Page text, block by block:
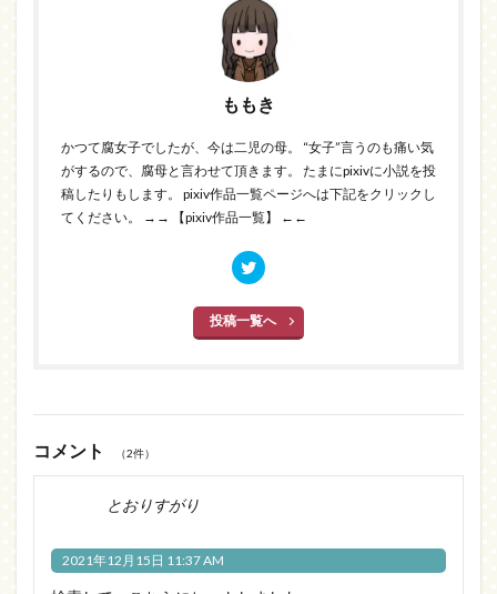
ももき
かつて腐女子でしたが、今は二児の母。 “女子”言うのも痛い気
がするので、腐母と言わせて頂きます。 たまにpixivに小説を投
稿したりもします。 pixiv作品一覧ページへは下記をクリックし
てください。
→→ 【pixiv作品一覧】 ←←
投稿一覧へ
コメント （2件）
とおりすがり
2021年12月15日 11:37 AM